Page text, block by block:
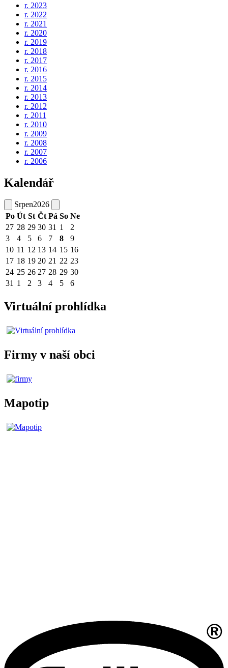
r. 2023
r. 2022
r. 2021
r. 2020
r. 2019
r. 2018
r. 2017
r. 2016
r. 2015
r. 2014
r. 2013
r. 2012
r. 2011
r. 2010
r. 2009
r. 2008
r. 2007
r. 2006
Kalendář
Srpen2026
Po Út St Čt Pá So Ne
27 28 29 30 31 1
2
3
4 5 6 7 8
9
10 11 12 13 14 15 16
17 18 19 20 21 22 23
24 25 26 27 28 29 30
31 1 2 3 4 5 6
Virtuální prohlídka
Firmy v naší obci
Mapotip